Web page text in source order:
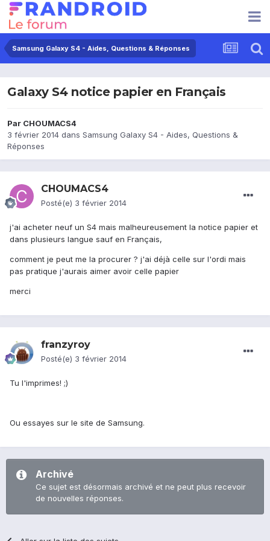
Samsung Galaxy S4 - Aides, Questions & Réponses
Galaxy S4 notice papier en Français
Par CHOUMACS4
3 février 2014 dans Samsung Galaxy S4 - Aides, Questions &
Réponses
CHOUMACS4
Posté(e) 3 février 2014
j'ai acheter neuf un S4 mais malheureusement la notice papier et
dans plusieurs langue sauf en Français,
comment je peut me la procurer ? j'ai déjà celle sur l'ordi mais
pas pratique j'aurais aimer avoir celle papier
merci
franzyroy
Posté(e) 3 février 2014
Tu l'imprimes! ;)
Ou essayes sur le site de Samsung.
Archivé
Ce sujet est désormais archivé et ne peut plus recevoir
de nouvelles réponses.